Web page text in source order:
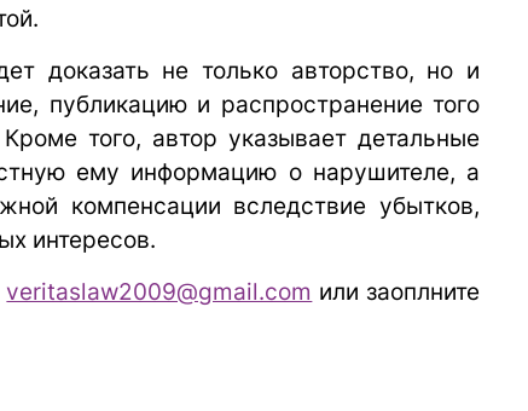
доказать не только авторство, но и
публикацию и распространение того
того, автор указывает детальные
ему информацию о нарушителе, а
компенсации вследствие убытков,
интересов.
veritaslaw2009@gmail.com или заоплните